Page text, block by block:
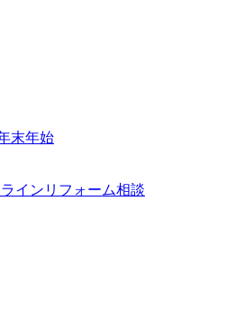
末年始
インリフォーム相談